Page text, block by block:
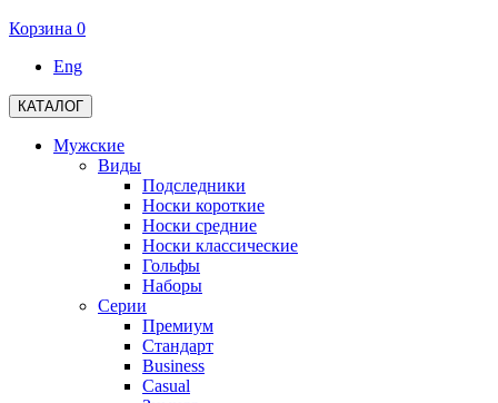
Корзина 0
Eng
КАТАЛОГ
Мужские
Виды
Подследники
Носки короткие
Носки средние
Носки классические
Гольфы
Наборы
Серии
Премиум
Стандарт
Business
Casual